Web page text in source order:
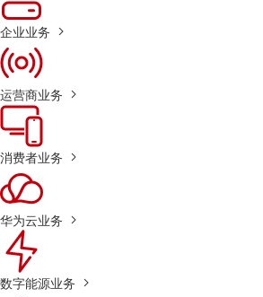
企业业务
运营商业务
消费者业务
华为云业务
数字能源业务